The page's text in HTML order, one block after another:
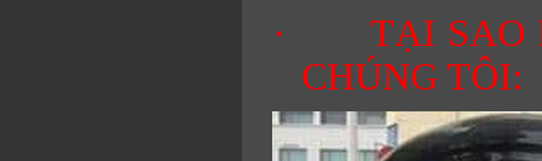
·
TẠI SAO
CHÚNG TÔI: